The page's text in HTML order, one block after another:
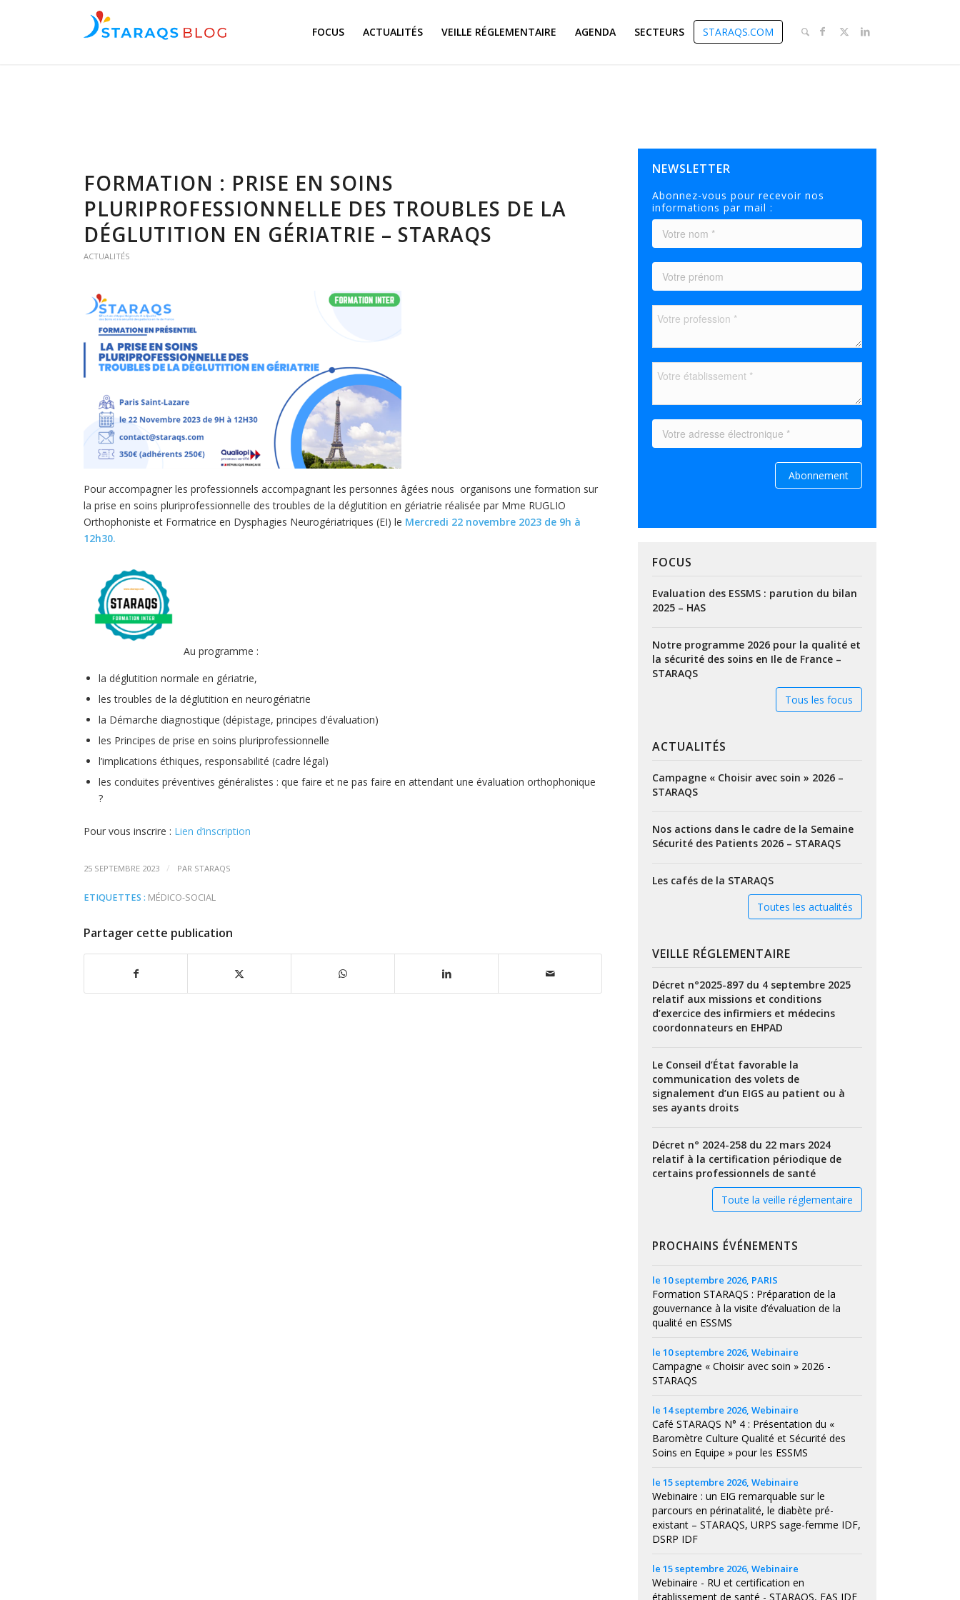
FOCUS ACTUALITÉS VEILLE RÉGLEMENTAIRE AGENDA SECTEURS STARAQS.COM
FORMATION : PRISE EN SOINS
PLURIPROFESSIONNELLE DES TROUBLES DE LA
DÉGLUTITION EN GÉRIATRIE – STARAQS
ACTUALITÉS
Pour accompagner les professionnels accompagnant les personnes âgées nous organisons une formation sur
la prise en soins pluriprofessionnelle des troubles de la déglutition en gériatrie réalisée par Mme RUGLIO
Orthophoniste et Formatrice en Dysphagies Neurogériatriques (EI) le Mercredi 22 novembre 2023 de 9h à
12h30.
Au programme :
la déglutition normale en gériatrie,
les troubles de la déglutition en neurogériatrie
la Démarche diagnostique (dépistage, principes d’évaluation)
les Principes de prise en soins pluriprofessionnelle
l’implications éthiques, responsabilité (cadre légal)
les conduites préventives généralistes : que faire et ne pas faire en attendant une évaluation orthophonique
?
Pour vous inscrire : Lien d’inscription
25 SEPTEMBRE 2023 / PAR STARAQS
ETIQUETTES : MÉDICO-SOCIAL
Partager cette publication
NEWSLETTER
FOCUS
Evaluation des ESSMS : parution du bilan
2025 – HAS
Notre programme 2026 pour la qualité et
la sécurité des soins en Ile de France –
STARAQS
Tous les focus
ACTUALITÉS
Campagne « Choisir avec soin » 2026 –
STARAQS
Nos actions dans le cadre de la Semaine
Sécurité des Patients 2026 – STARAQS
Les cafés de la STARAQS
Toutes les actualités
VEILLE RÉGLEMENTAIRE
Décret n°2025-897 du 4 septembre 2025
relatif aux missions et conditions
d’exercice des infirmiers et médecins
coordonnateurs en EHPAD
Le Conseil d’État favorable la
communication des volets de
signalement d’un EIGS au patient ou à
ses ayants droits
Décret n° 2024-258 du 22 mars 2024
relatif à la certification périodique de
certains professionnels de santé
Toute la veille réglementaire
PROCHAINS ÉVÉNEMENTS
le 10 septembre 2026, PARIS
Formation STARAQS : Préparation de la
gouvernance à la visite d’évaluation de la
qualité en ESSMS
le 10 septembre 2026, Webinaire
Campagne « Choisir avec soin » 2026 -
STARAQS
le 14 septembre 2026, Webinaire
Café STARAQS N° 4 : Présentation du «
Baromètre Culture Qualité et Sécurité des
Soins en Equipe » pour les ESSMS
le 15 septembre 2026, Webinaire
Webinaire : un EIG remarquable sur le
parcours en périnatalité, le diabète pré-
existant – STARAQS, URPS sage-femme IDF,
DSRP IDF
le 15 septembre 2026, Webinaire
Webinaire - RU et certification en
établissement de santé - STARAQS, FAS IDF